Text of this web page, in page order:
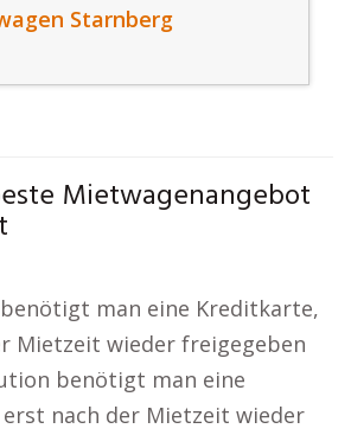
Starnberg
Mietwagenangebot
man eine Kreditkarte,
Mietzeit wieder freigegeben
benötigt man eine
nach der Mietzeit wieder